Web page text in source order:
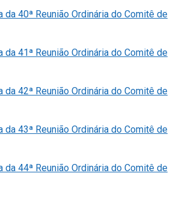
da 40ª Reunião Ordinária do Comitê de
da 41ª Reunião Ordinária do Comitê de
da 42ª Reunião Ordinária do Comitê de
da 43ª Reunião Ordinária do Comitê de
da 44ª Reunião Ordinária do Comitê de